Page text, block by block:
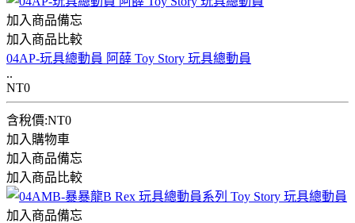
加入商品備忘
加入商品比較
04AP-玩具總動員 阿薛 Toy Story 玩具總動員
..
NT0
含稅價:NT0
加入購物車
加入商品備忘
加入商品比較
加入商品備忘